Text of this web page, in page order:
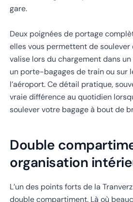
gare.
Deux poignées de portage
elles vous permettent de soulever
valise lors du chargement dans
un porte-bagages de train ou sur
l’aéroport. Ce détail pratique,
vraie différence au quotidien
soulever votre bagage à bout de
Double
organisation
L’un des points forts de la
double compartiment. Là où